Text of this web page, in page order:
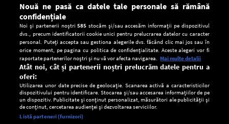
Setări:
Nouă ne pasă ca datele tale personale să rămână
confidențiale
Noi și partenerii noștri585 stocăm și/sau accesăm informații pe dispozitivul
dvs., precum identificatorii cookie unici pentru prelucrarea datelor cu caracter
personal. Puteți accepta sau gestiona alegerile dvs. făcând clic mai jos sau în
orice moment, pe pagina cu politica de confidențialitate. Aceste alegeri vor fi
raportate partenerilor noștri și nu vă vor afecta navigarea. Mai multe detalii
Atât noi, cât și partenerii noștri prelucrăm datele pentru a
oferi:
Utilizarea unor date precise de geolocație. Scanarea activă a caracteristicilor
dispozitivului pentru identificare. Stocarea și/sau accesarea informațiilor de pe
un dispozitiv. Publicitate și conținut personalizat, măsurători ale publicității și
de conținut, cercetarea audienței și dezvoltarea serviciilor.
Listă parteneri (furnizori)